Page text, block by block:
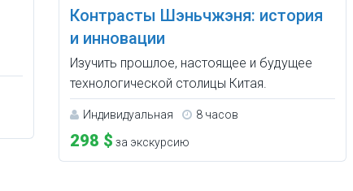
Контрасты Шэньчжэня: история
и инновации
Изучить прошлое, настоящее и будущее
технологической столицы Китая.
Индивидуальная 8 часов
298 $ за экскурсию